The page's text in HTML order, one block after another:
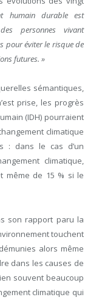
humain durable est
personnes vivant
pour éviter le risque de
futures. »
sémantiques,
prise, les progrès
(IDH) pourraient
climatique
: dans le cas d’un
climatique,
même de 15 % si le
son rapport paru la
touchent
alors même
dans les causes de
souvent beaucoup
climatique qui